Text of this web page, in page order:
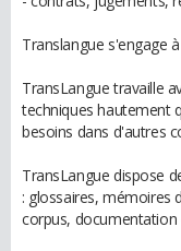
Translangue s'engage
TransLangue travaille
techniques hautement
besoins dans d'autres
TransLangue dispose
: glossaires, mémoires
corpus, documentation